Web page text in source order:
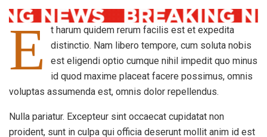
E
t harum quidem rerum facilis est et expedita
distinctio. Nam libero tempore, cum soluta nobis
est eligendi optio cumque nihil impedit quo minus
id quod maxime placeat facere possimus, omnis
voluptas assumenda est, omnis dolor repellendus.
Nulla pariatur. Excepteur sint occaecat cupidatat non
proident, sunt in culpa qui officia deserunt mollit anim id est